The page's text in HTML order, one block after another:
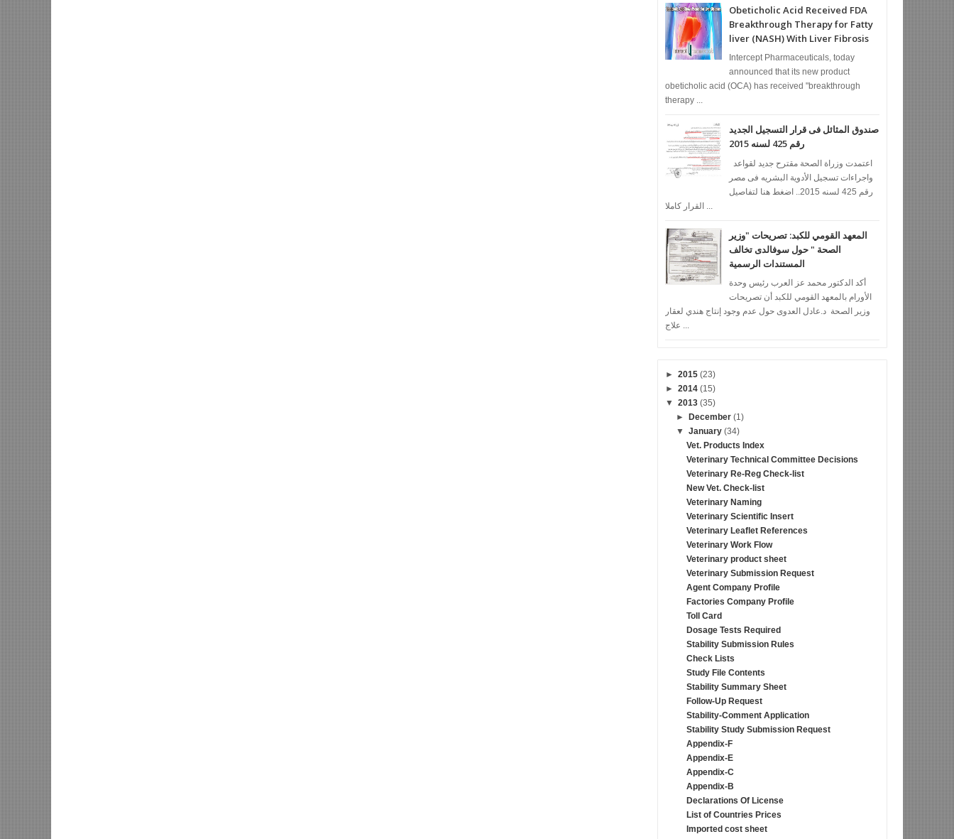
Obeticholic Acid Received FDA
Breakthrough Therapy for Fatty
liver (NASH) With Liver Fibrosis
Intercept Pharmaceuticals, today
announced that its new product
obeticholic acid (OCA) has received "breakthrough
therapy ...
صندوق المثائل فى قرار التسجيل الجديد
رقم 425 لسنه 2015
واجراءات تسجيل الأدوية البشريه فى مصر
رقم 425 لسنه 2015.. اضغط هنا لتفاصيل
المعهد القومي للكبد: تصريحات "وزير
الصحة " حول سوفالدى تخالف
المستندات الرسمية
أكد الدكتور محمد عز العرب رئيس وحدة
الأورام بالمعهد القومي للكبد أن تصريحات
وزير الصحة د.عادل العدوى حول عدم وجود إنتاج هندي لعقار
علاج ...
►2015(23)
►2014(15)
▼2013(35)
►
December (1)
▼ January (34)
Vet. Products Index
Veterinary Technical Committee Decisions
Veterinary Re-Reg Check-list
New Vet. Check-list
Veterinary Naming
Veterinary Scientific Insert
Veterinary Leaflet References
Veterinary Work Flow
Veterinary product sheet
Veterinary Submission Request
Agent Company Profile
Factories Company Profile
Toll Card
Dosage Tests Required
Stability Submission Rules
Check Lists
Study File Contents
Stability Summary Sheet
Follow-Up Request
Stability-Comment Application
Stability Study Submission Request
Appendix-F
Appendix-E
Appendix-C
Appendix-B
Declarations Of License
List of Countries Prices
Imported cost sheet